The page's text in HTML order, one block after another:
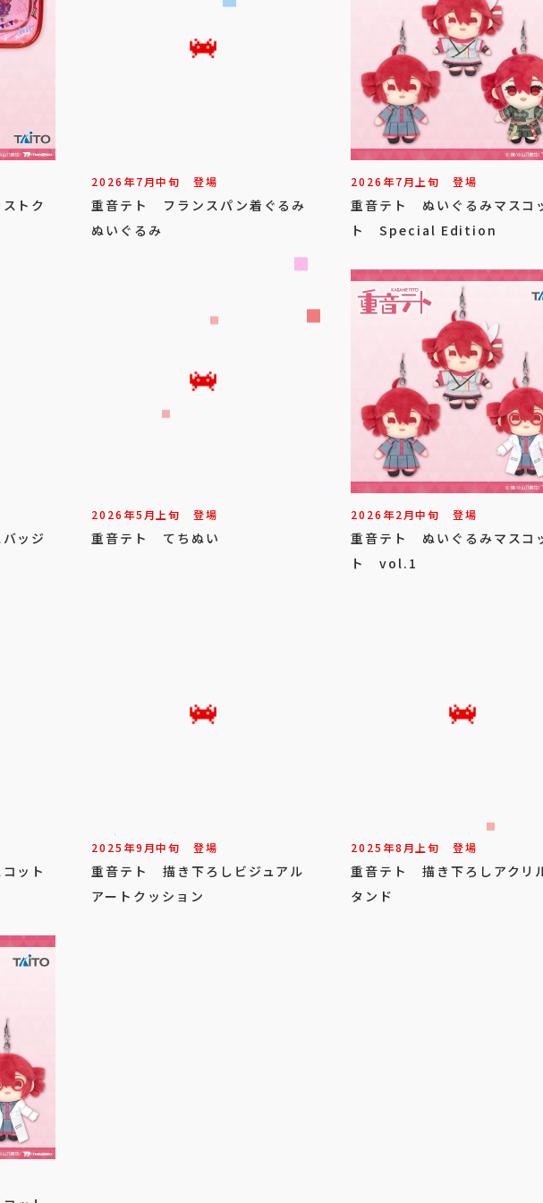
トク
2026年7月中旬 登場
重音テト フランスパン着ぐるみ
ぬいぐるみ
2026年7月上旬 登場
重音テト ぬいぐるみマスコ
ト Special Edition
ッジ
2026年5月上旬 登場
重音テト てちぬい
2026年2月中旬 登場
重音テト ぬいぐるみマスコ
ト vol.1
ット
2025年9月中旬 登場
重音テト 描き下ろしビジュアル
アートクッション
2025年8月上旬 登場
重音テト 描き下ろしアクリ
タンド